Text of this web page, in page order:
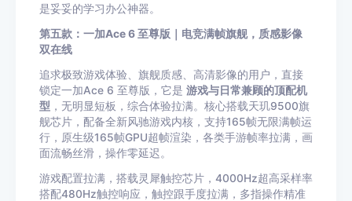
是妥妥的学习办公神器。
第五款：一加Ace 6 至尊版｜电竞满帧旗舰，质感影像
双在线
追求极致游戏体验、旗舰质感、高清影像的用户，直接
锁定一加Ace 6 至尊版，它是 游戏与日常兼顾的顶配机
型 ，无明显短板，综合体验拉满。核心搭载天玑9500旗
舰芯片，配备全新风驰游戏内核，支持165帧无限满帧运
行，原生级165帧GPU超帧渲染，各类手游帧率拉满，画
面流畅丝滑，操作零延迟。
游戏配置拉满，搭载灵犀触控芯片，4000Hz超高采样率
搭配480Hz触控响应，触控跟手度拉满，多指操作精准